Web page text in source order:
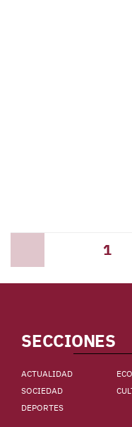
1
SECCIONES
ACTUALIDAD
SOCIEDAD
DEPORTES